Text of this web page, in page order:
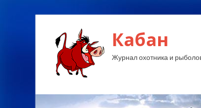
Кабан
Журнал охотника и